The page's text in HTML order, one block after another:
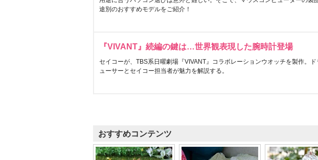
途別のおすすめモデルをご紹介！
『VIVANT』続編の鍵は…世界観表現した腕時計登場
セイコーが、TBS系日曜劇場『VIVANT』コラボレーションウオッチを製作。
ューサーとセイコー担当者が魅力を解説する。
おすすめコンテンツ